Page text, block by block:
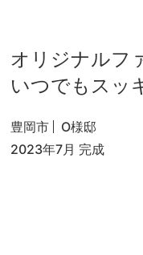
オリジナルフ
いつでもスッ
豊岡市
O様邸
2023年7月 完成